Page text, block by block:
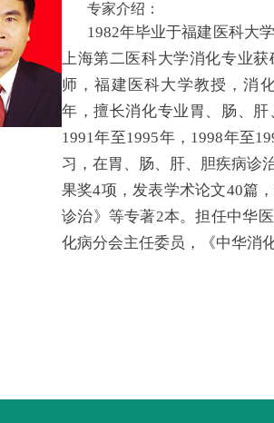
专家介绍：
1982年毕业于福建医科大
上海第二医科大学消化专业
师，福建医科大学教授，消
年，擅长消化专业胃、肠、肝
1991年至1995年，1998年至
习，在胃、肠、肝、胆疾病诊
果奖4项，发表学术论文40篇
诊治》等专著2本。担任中华
化病分会主任委员，《中华消